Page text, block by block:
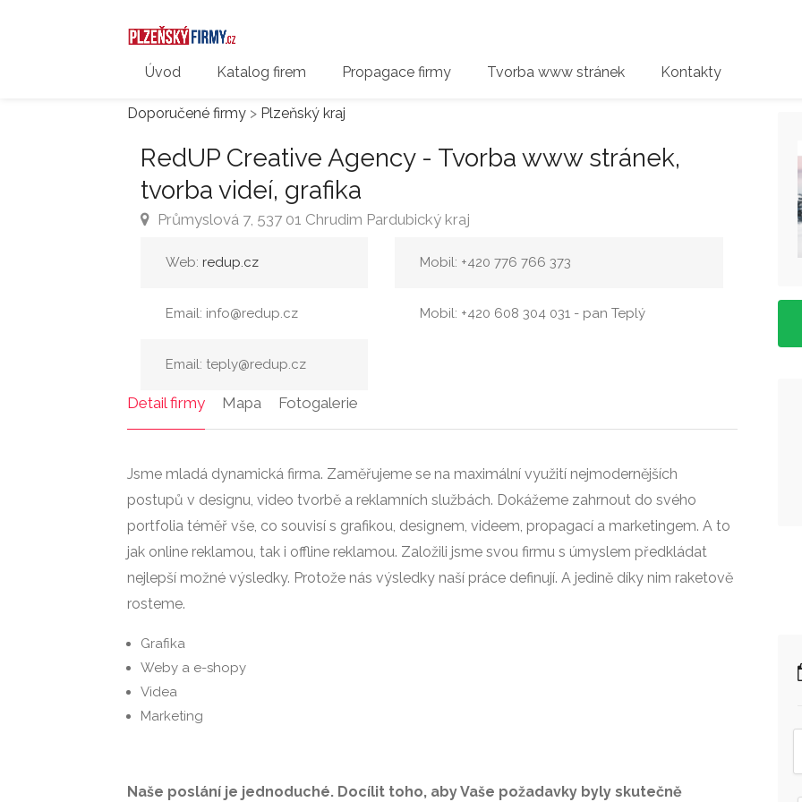
Úvod Katalog firem Propagace firmy Tvorba www stránek Kontakty
Doporučené firmy > Plzeňský kraj
RedUP Creative Agency - Tvorba www stránek,
tvorba videí, grafika
Průmyslová 7, 537 01 Chrudim Pardubický kraj
Web: redup.cz
Email: info@redup.cz
Email: teply@redup.cz
Mobil: +420 776 766 373
Mobil: +420 608 304 031 - pan Teplý
Detail firmy Mapa Fotogalerie
Jsme mladá dynamická firma. Zaměřujeme se na maximální využití nejmodernějších
postupů v designu, video tvorbě a reklamních službách. Dokážeme zahrnout do svého
portfolia téměř vše, co souvisí s grafikou, designem, videem, propagací a marketingem. A to
jak online reklamou, tak i offline reklamou. Založili jsme svou firmu s úmyslem předkládat
nejlepší možné výsledky. Protože nás výsledky naší práce definují. A jedině díky nim raketově
rosteme.
Grafika
Weby a e-shopy
Videa
Marketing
Naše poslání je jednoduché. Docílit toho, aby Vaše požadavky byly skutečně